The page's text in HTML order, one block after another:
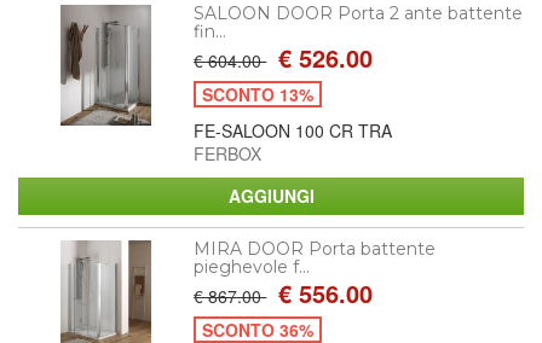
SALOON DOOR Porta 2 ante battente
fin...
€ 604.00 € 526.00
SCONTO 13%
FE-SALOON 100 CR TRA
FERBOX
MIRA DOOR Porta battente
pieghevole f...
€ 867.00 € 556.00
SCONTO 36%